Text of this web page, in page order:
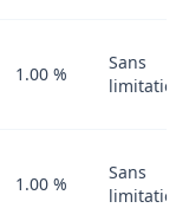
1.00 %
Sans
1.00 %
Sans